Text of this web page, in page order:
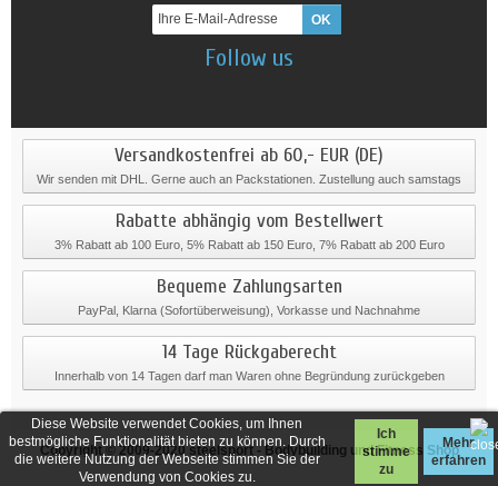
Diese Website verwendet Cookies, um Ihnen
bestmögliche Funktionalität bieten zu können. Durch
die weitere Nutzung der Webseite stimmen Sie der
Verwendung von Cookies zu.
Ich
stimme
zu
Mehr
erfahren
Follow us
Versandkostenfrei ab 60,- EUR (DE)
Wir senden mit DHL. Gerne auch an Packstationen. Zustellung auch samstags
Rabatte abhängig vom Bestellwert
3% Rabatt ab 100 Euro, 5% Rabatt ab 150 Euro, 7% Rabatt ab 200 Euro
Bequeme Zahlungsarten
PayPal, Klarna (Sofortüberweisung), Vorkasse und Nachnahme
14 Tage Rückgaberecht
Innerhalb von 14 Tagen darf man Waren ohne Begründung zurückgeben
Copyright © 2009-2020steelsport- Bodybuilding und Fitness Shop